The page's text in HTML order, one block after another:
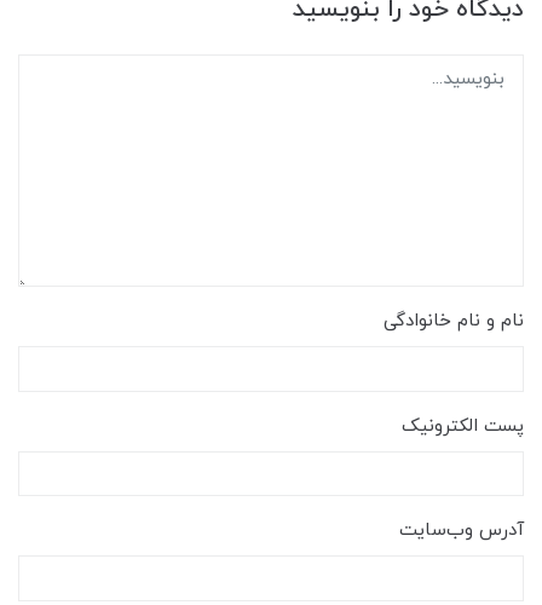
دیدگاه خود را بنویسید
نام و نام خانوادگی
پست الکترونیک
آدرس وب‌سایت